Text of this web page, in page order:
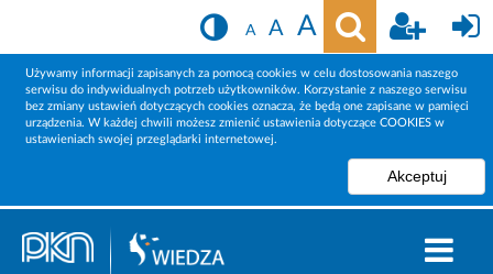
A
A
A
Używamy informacji zapisanych za pomocą cookies w celu dostosowania naszego
serwisu do indywidualnych potrzeb użytkowników. Korzystanie z naszego serwisu
bez zmiany ustawień dotyczących cookies oznacza, że będą one zapisane w pamięci
urządzenia. W każdej chwili możesz zmienić ustawienia dotyczące COOKIES w
ustawieniach swojej przeglądarki internetowej.